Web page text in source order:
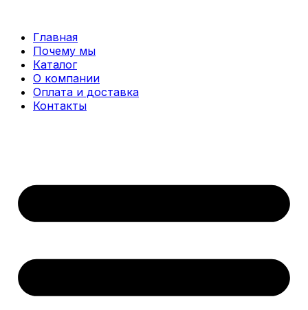
содержимому
Главная
Почему мы
Каталог
О компании
Оплата и доставка
Контакты